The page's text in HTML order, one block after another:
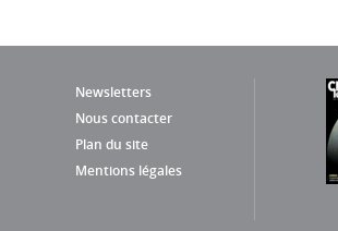
Newsletters
Nous contacter
Plan du site
Mentions légales